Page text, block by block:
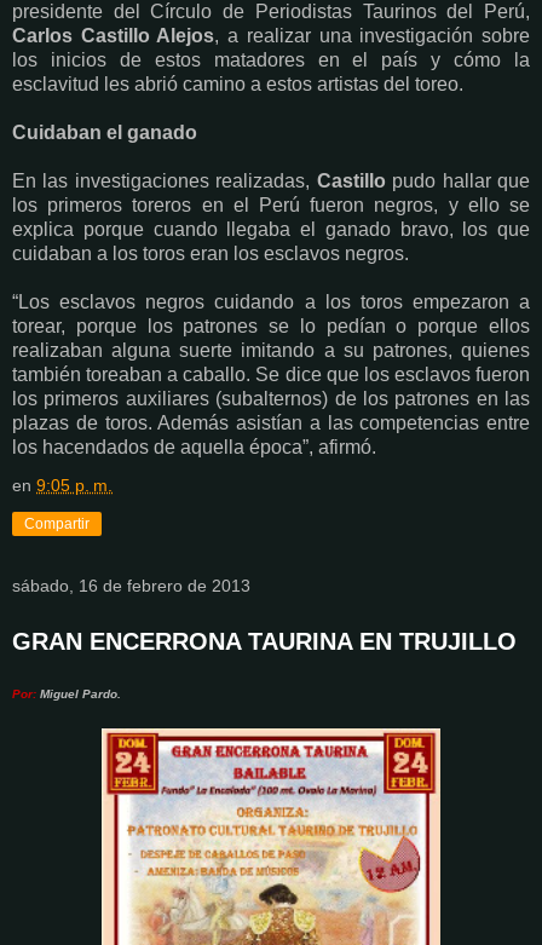
presidente del Círculo de Periodistas Taurinos del Perú,
Carlos Castillo Alejos, a realizar una investigación sobre
los inicios de estos matadores en el país y cómo la
esclavitud les abrió camino a estos artistas del toreo.
Cuidaban el ganado
En las investigaciones realizadas, Castillo pudo hallar que
los primeros toreros en el Perú fueron negros, y ello se
explica porque cuando llegaba el ganado bravo, los que
cuidaban a los toros eran los esclavos negros.
“Los esclavos negros cuidando a los toros empezaron a
torear, porque los patrones se lo pedían o porque ellos
realizaban alguna suerte imitando a su patrones, quienes
también toreaban a caballo. Se dice que los esclavos fueron
los primeros auxiliares (subalternos) de los patrones en las
plazas de toros. Además asistían a las competencias entre
los hacendados de aquella época”, afirmó.
en 9:05 p. m.
Compartir
sábado, 16 de febrero de 2013
GRAN ENCERRONA TAURINA EN TRUJILLO
Por: Miguel Pardo.